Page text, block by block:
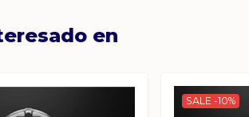
en
SALE -10%